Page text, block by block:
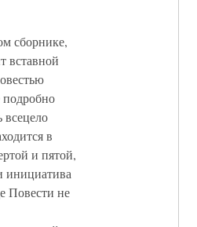
сборнике,
вставной
подробно
в
и пятой,
инициатива
Повести не